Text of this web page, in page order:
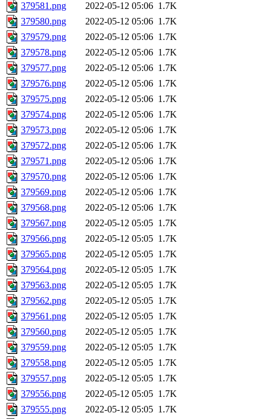
379581.png
2022-05-12 05:06 1.7K
379580.png
2022-05-12 05:06 1.7K
379579.png
2022-05-12 05:06 1.7K
379578.png
2022-05-12 05:06 1.7K
379577.png
2022-05-12 05:06 1.7K
379576.png
2022-05-12 05:06 1.7K
379575.png
2022-05-12 05:06 1.7K
379574.png
2022-05-12 05:06 1.7K
379573.png
2022-05-12 05:06 1.7K
379572.png
2022-05-12 05:06 1.7K
379571.png
2022-05-12 05:06 1.7K
379570.png
2022-05-12 05:06 1.7K
379569.png
2022-05-12 05:06 1.7K
379568.png
2022-05-12 05:06 1.7K
379567.png
2022-05-12 05:05 1.7K
379566.png
2022-05-12 05:05 1.7K
379565.png
2022-05-12 05:05 1.7K
379564.png
2022-05-12 05:05 1.7K
379563.png
2022-05-12 05:05 1.7K
379562.png
2022-05-12 05:05 1.7K
379561.png
2022-05-12 05:05 1.7K
379560.png
2022-05-12 05:05 1.7K
379559.png
2022-05-12 05:05 1.7K
379558.png
2022-05-12 05:05 1.7K
379557.png
2022-05-12 05:05 1.7K
379556.png
2022-05-12 05:05 1.7K
379555.png
2022-05-12 05:05 1.7K